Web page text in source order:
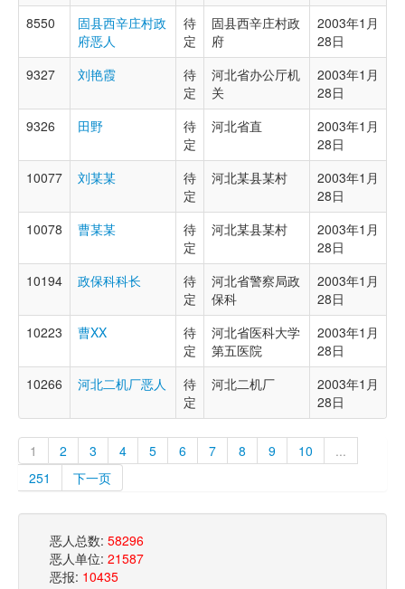
8550
固县西辛庄村政
府恶人
待
定
固县西辛庄村政
府
2003年1月
28日
9327
刘艳霞
待
定
河北省办公厅机
关
2003年1月
28日
9326
田野
待
定
河北省直
2003年1月
28日
10077
刘某某
待
定
河北某县某村
2003年1月
28日
10078
曹某某
待
定
河北某县某村
2003年1月
28日
10194
政保科科长
待
定
河北省警察局政
保科
2003年1月
28日
10223
曹XX
待
定
河北省医科大学
第五医院
2003年1月
28日
10266
河北二机厂恶人
待
定
河北二机厂
2003年1月
28日
1 2 3 4 5 6 7 8 9 10
...
251
下一页
恶人总数: 58296
恶人单位: 21587
恶报: 10435